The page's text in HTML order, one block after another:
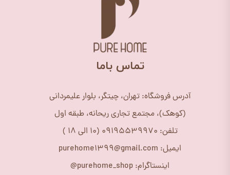
​تماس باما
آدرس فروشگاه: تهران، چیتگر، بلوار علیمردانی
(کوهک)، مجتمع تجاری ریحانه، طبقه اول
تلفن: 09195539970 (10 الی 18 )
ایمیل: purehome1399@gmail.com
اینستاگرام: purehome_shop@